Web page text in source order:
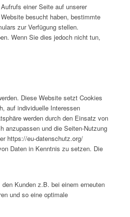
einer Seite auf unserer
besucht haben, bestimmte
zur Verfügung stellen.
Wenn Sie dies jedoch nicht tun,
Diese Website setzt Cookies
auf individuelle Interessen
werden durch den Einsatz von
anzupassen und die Seiten-Nutzung
https://eu-datenschutz.org/
Daten in Kenntnis zu setzen. Die
Kunden z.B. bei einem erneuten
und so eine optimale